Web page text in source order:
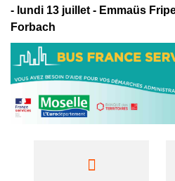
- lundi 13 juillet - Emmaüs
Forbach